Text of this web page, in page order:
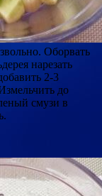
Оборвать
нарезать
2-3
до
смузи в